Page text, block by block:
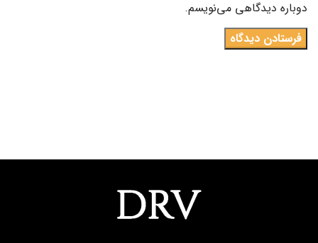
دوباره دیدگاهی می‌نویسم.